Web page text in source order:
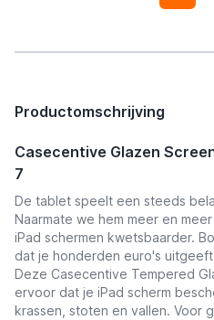
Productomschrijving
Casecentive Glazen
7
De tablet speelt een steeds
Naarmate we hem meer en
iPad schermen kwetsbaarder.
dat je honderden euro's
Deze Casecentive Tempered
ervoor dat je iPad scherm
krassen, stoten en vallen. Voor